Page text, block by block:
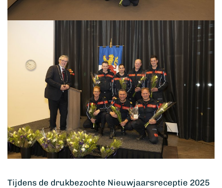
Tijdens de drukbezochte Nieuwjaarsreceptie 2025